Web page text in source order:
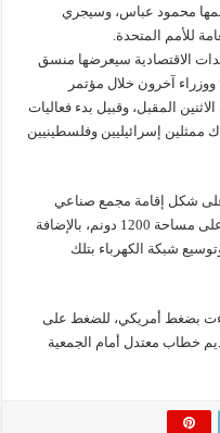
محمود عباس، وسيجري
للأمم المتحدة.
الاقتصادية سيعرضها منسق
آخرون خلال مؤتمر
المقبل، وقبيل بدء فعاليات
ممثلين إسرائيليين وفلسطينيين
شكل إقامة مجمع صناعي
بمناطق مصنفة “ج” بحسب اتفاقية أوسلو على مساحة 1200 دونم، بالإضافة
شبكة الكهرباء بتلك
بضغط أمريكي، للضغط على
خطاب معتدل أمام الجمعية